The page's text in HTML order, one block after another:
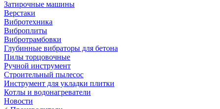
Затирочные машины
Верстаки
Вибротехника
Виброплиты
Вибротрамбовки
Глубинные вибраторы для бетона
Пилы торцовочные
Ручной инструмент
Строительный пылесос
Инструмент для укладки плитки
Котлы и водонагреватели
Новости